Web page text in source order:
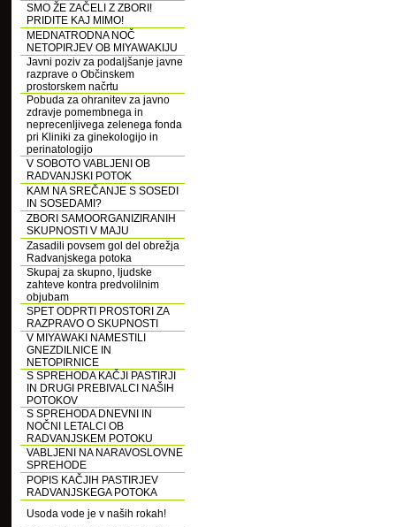
SMO ŽE ZAČELI Z ZBORI!
PRIDITE KAJ MIMO!
MEDNATRODNA NOČ
NETOPIRJEV OB MIYAWAKIJU
Javni poziv za podaljšanje javne
razprave o Občinskem
prostorskem načrtu
Pobuda za ohranitev za javno
zdravje pomembnega in
neprecenljivega zelenega fonda
pri Kliniki za ginekologijo in
perinatologijo
V SOBOTO VABLJENI OB
RADVANJSKI POTOK
KAM NA SREČANJE S SOSEDI
IN SOSEDAMI?
ZBORI SAMOORGANIZIRANIH
SKUPNOSTI V MAJU
Zasadili povsem gol del obrežja
Radvanjskega potoka
Skupaj za skupno, ljudske
zahteve kontra predvolilnim
objubam
SPET ODPRTI PROSTORI ZA
RAZPRAVO O SKUPNOSTI
V MIYAWAKI NAMESTILI
GNEZDILNICE IN
NETOPIRNICE
S SPREHODA KAČJI PASTIRJI
IN DRUGI PREBIVALCI NAŠIH
POTOKOV
S SPREHODA DNEVNI IN
NOČNI LETALCI OB
RADVANJSKEM POTOKU
VABLJENI NA NARAVOSLOVNE
SPREHODE
POPIS KAČJIH PASTIRJEV
RADVANJSKEGA POTOKA
Usoda vode je v naših rokah!